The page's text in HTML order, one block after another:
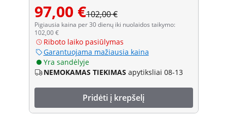
97,00 €102,00 €
Pigiausia kaina per 30 dienų iki nuolaidos taikymo:
102,00 €
Riboto laiko pasiūlymas
Garantuojama mažiausia kaina
Yra sandėlyje
NEMOKAMAS TIEKIMAS apytiksliai 08-13
Pridėti į krepšelį